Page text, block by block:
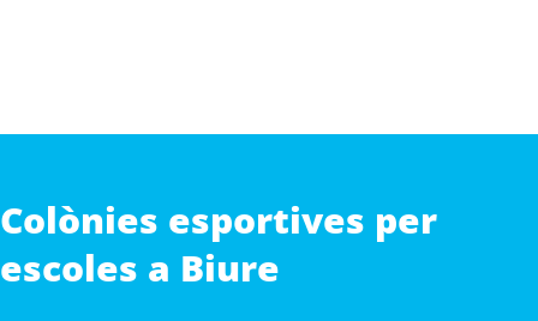
Colònies esportives per
escoles a Biure